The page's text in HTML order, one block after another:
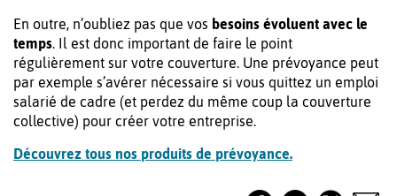
En outre, n’oubliez pas que vos besoins évoluent avec le
temps . Il est donc important de faire le point
régulièrement sur votre couverture. Une prévoyance peut
par exemple s’avérer nécessaire si vous quittez un emploi
salarié de cadre (et perdez du même coup la couverture
collective) pour créer votre entreprise.
Découvrez tous nos produits de prévoyance.